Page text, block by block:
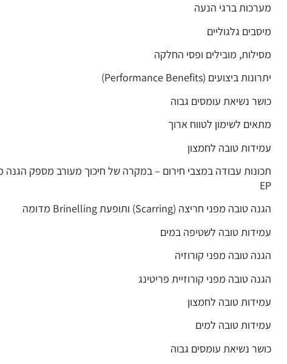
מערכות ברגי הנעה
מיסבים גלגוליים
מסילות, מובילים ופסי החלקה
יתרונות ביצועים (Performance Benefits)
כושר נשיאת עומסים גבוה
מתאים לשימון לטווח ארוך
עמידות טובה לחמצון
תכונות עבודה במצבי חירום – במקרה של חיכוך מעורב מספק הגנה
EP
הגנה טובה מפני חריצה (Scarring) ותופעת Brinelling מדומה
עמידות טובה לשטיפה במים
הגנה טובה מפני קורוזיה
הגנה טובה מפני קורוזיית פריטינג
עמידות טובה לחמצון
עמידות טובה למים
כושר נשיאת עומסים גבוה